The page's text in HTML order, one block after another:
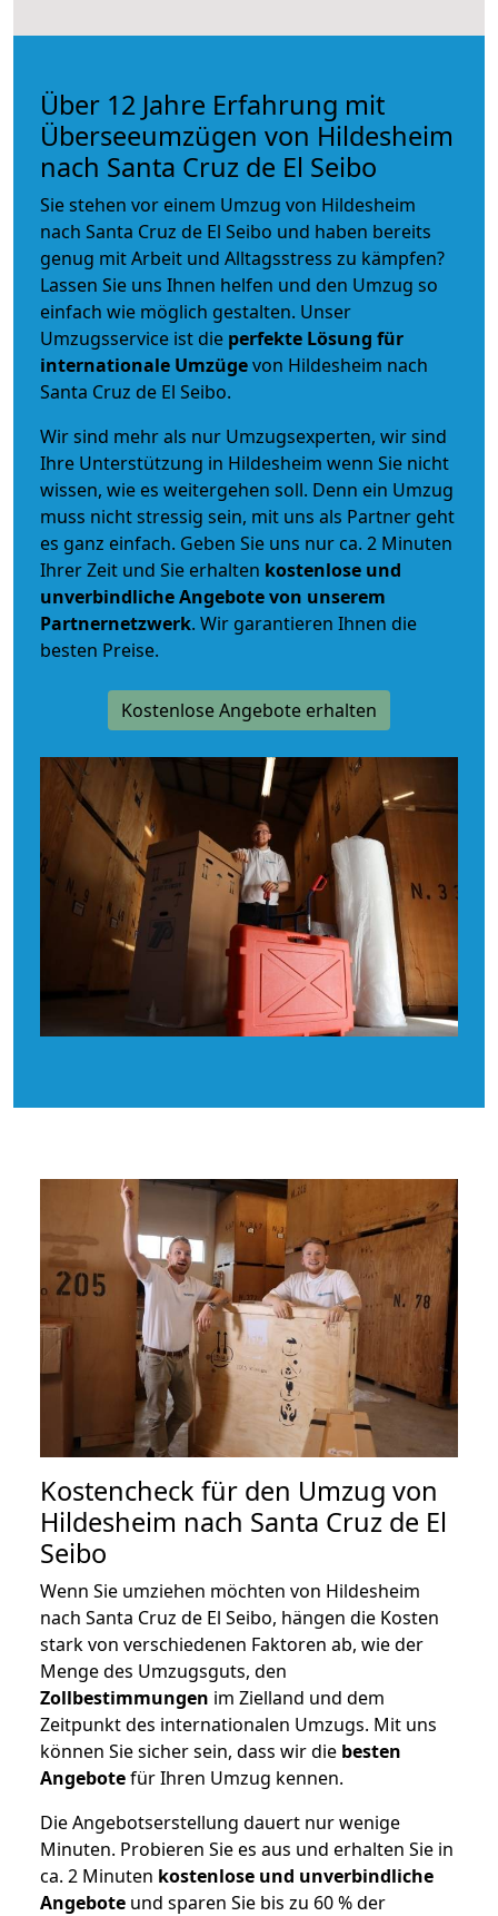
Über 12 Jahre Erfahrung mit
Überseeumzügen von Hildesheim
nach Santa Cruz de El Seibo
Sie stehen vor einem Umzug von Hildesheim
nach Santa Cruz de El Seibo und haben bereits
genug mit Arbeit und Alltagsstress zu kämpfen?
Lassen Sie uns Ihnen helfen und den Umzug so
einfach wie möglich gestalten. Unser
Umzugsservice ist die perfekte Lösung für
internationale Umzügevon Hildesheim nach
Santa Cruz de El Seibo.
Wir sind mehr als nur Umzugsexperten, wir sind
Ihre Unterstützung in Hildesheim wenn Sie nicht
wissen, wie es weitergehen soll. Denn ein Umzug
muss nicht stressig sein, mit uns als Partner geht
es ganz einfach. Geben Sie uns nur ca. 2 Minuten
Ihrer Zeit und Sie erhalten kostenlose und
unverbindlicheAngebote von unserem
Partnernetzwerk. Wir garantieren Ihnen die
besten Preise.
Kostenlose Angebote erhalten
Kostencheck für den Umzug von
Hildesheim nach Santa Cruz de El
Seibo
Wenn Sie umziehen möchten von Hildesheim
nach Santa Cruz de El Seibo, hängen die Kosten
stark von verschiedenen Faktoren ab, wie der
Menge des Umzugsguts, den
Zollbestimmungen im Zielland und dem
Zeitpunkt des internationalen Umzugs. Mit uns
können Sie sicher sein, dass wir die besten
Angebotefür Ihren Umzug kennen.
Die Angebotserstellung dauert nur wenige
Minuten. Probieren Sie es aus und erhalten Sie in
ca. 2 Minuten kostenlose und unverbindliche
Angebote und sparen Sie bis zu 60 % der